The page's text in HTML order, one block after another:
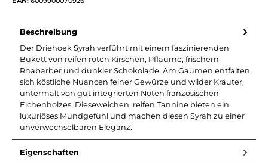
Beschreibung
Der Driehoek Syrah verführt mit einem faszinierenden
Bukett von reifen roten Kirschen, Pflaume, frischem
Rhabarber und dunkler Schokolade. Am Gaumen entfalten
sich köstliche Nuancen feiner Gewürze und wilder Kräuter,
untermalt von gut integrierten Noten französischen
Eichenholzes. Dieseweichen, reifen Tannine bieten ein
luxuriöses Mundgefühl und machen diesen Syrah zu einer
unverwechselbaren Eleganz.
Eigenschaften